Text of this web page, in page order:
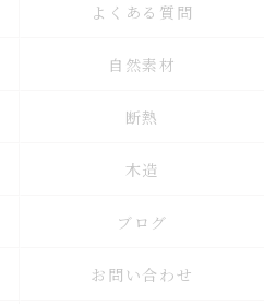
よくある質問
自然素材
断熱
木造
ブログ
お問い合わせ